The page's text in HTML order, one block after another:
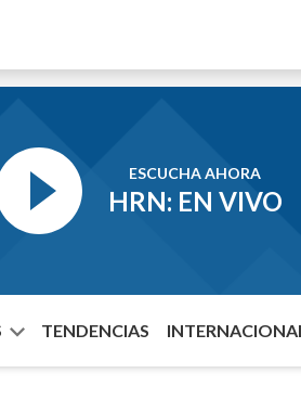
ESCUCHA AHORA
HRN: EN VIVO
TENDENCIAS